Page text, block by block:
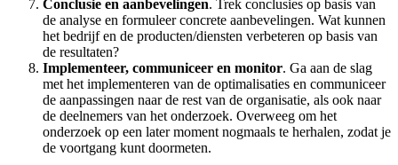
Conclusie en aanbevelingen. Trek conclusies op basis van
de analyse en formuleer concrete aanbevelingen. Wat kunnen
het bedrijf en de producten/diensten verbeteren op basis van
de resultaten?
Implementeer, communiceer en monitor. Ga aan de slag
met het implementeren van de optimalisaties en communiceer
de aanpassingen naar de rest van de organisatie, als ook naar
de deelnemers van het onderzoek. Overweeg om het
onderzoek op een later moment nogmaals te herhalen, zodat je
de voortgang kunt doormeten.